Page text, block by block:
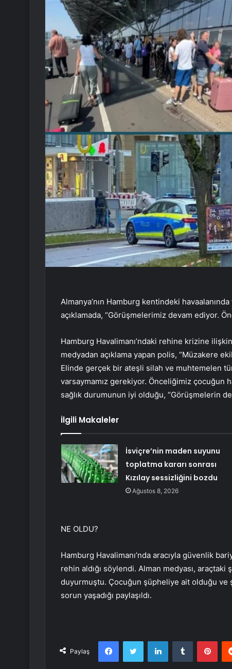
Almanya’nın Hamburg kentindeki
açıklamada, “Görüşmelerimiz devam ediyor.
Hamburg Havalimanı’ndaki rehine krizine
medyadan açıklama yapan polis, “Müzakere
Elinde gerçek bir ateşli silah ve muhtemelen
varsaymamız gerekiyor. Önceliğimiz çocuğun
sağlık durumunun iyi olduğu, “Görüşmelerin
İlgili Makaleler
İsviçre’nin maden suyunu
toplatma kararı sonrası
Kızılay sessizliğini bozdu
Ağustos 8, 2026
NE OLDU?
Hamburg Havalimanı’nda aracıyla güvenlik
rehin aldığı söylendi. Alman medyası, araçtaki
duyurmuştu. Çocuğun şüpheliye ait olduğu
sorun yaşadığı paylaşıldı.
Paylaş
FacebookTwitter LinkedInTumblr